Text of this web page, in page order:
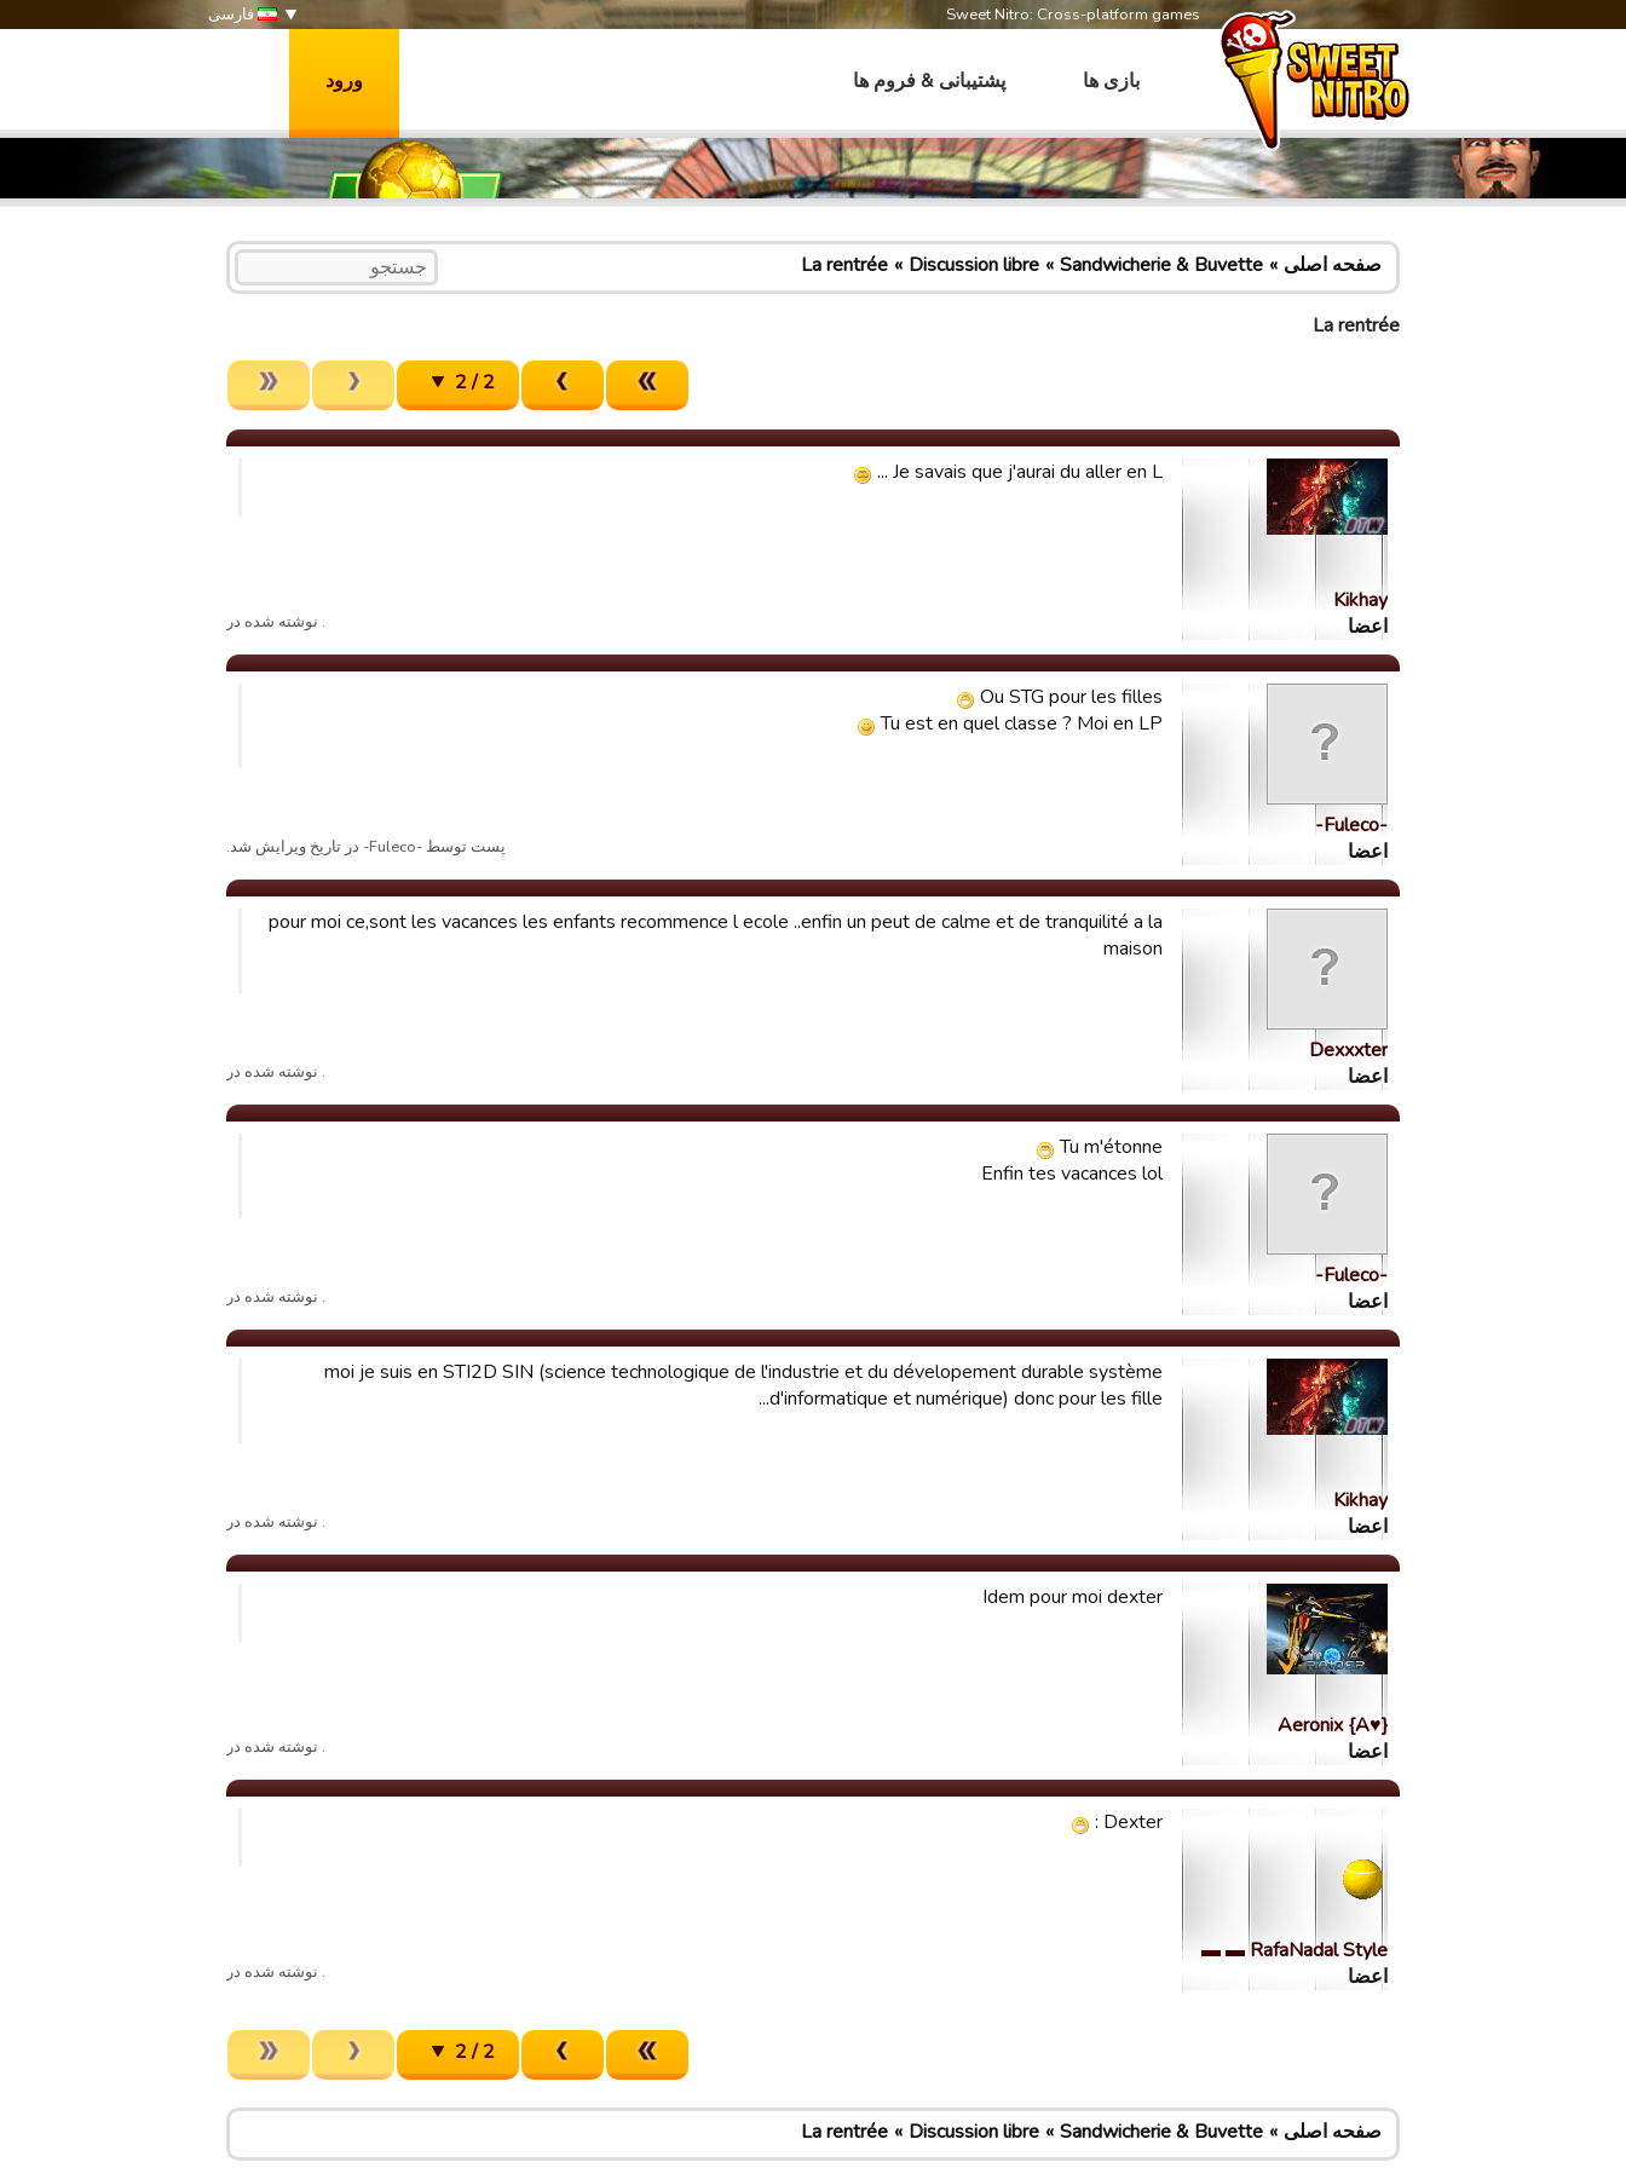
Sweet Nitro: Cross-platform games فارسی
بازی ها پشتیبانی & فروم ها ورود
صفحه اصلی Sandwicherie & Buvette
Discussion libre
La rentrée
La rentrée
2 / 2
Kikhay
اعضا
Je savais que j'aurai du aller en L ...
. نوشته شده در
-Fuleco-
اعضا
Ou STG pour les filles
Tu est en quel classe ? Moi en LP
پست توسط -Fuleco- در تاریخ ویرایش شد.
Dexxxter
اعضا
pour moi ce,sont les vacances les enfants recommence l ecole ..enfin un peut de calme et de tranquilité a la
maison
. نوشته شده در
-Fuleco-
اعضا
Tu m'étonne
Enfin tes vacances lol
. نوشته شده در
Kikhay
اعضا
moi je suis en STI2D SIN (science technologique de l'industrie et du dévelopement durable système
d'informatique et numérique) donc pour les fille...
. نوشته شده در
Aeronix {A♥}
اعضا
Idem pour moi dexter
. نوشته شده در
RafaNadal Style ▬ ▬
اعضا
Dexter :
. نوشته شده در
2 / 2
صفحه اصلی Sandwicherie & Buvette
Discussion libre
La rentrée